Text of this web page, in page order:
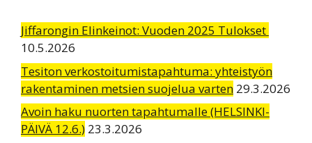
Jiffarongin Elinkeinot: Vuoden 2025 Tulokset
10.5.2026
Tesiton verkostoitumistapahtuma: yhteistyön
rakentaminen metsien suojelua varten 29.3.2026
Avoin haku nuorten tapahtumalle (HELSINKI-
PÄIVÄ 12.6.) 23.3.2026